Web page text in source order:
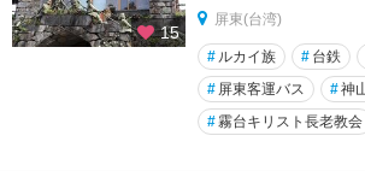
15
屏東(台湾)
# ルカイ族 # 台鉄
# 屏東客運バス #神
#霧台キリスト長老教会